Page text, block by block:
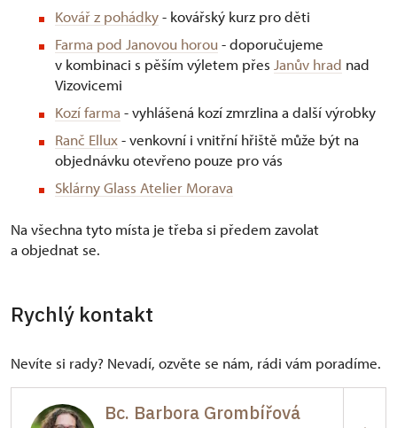
Kovář z pohádky- kovářský kurz pro děti
Farma pod Janovou horou - doporučujeme
v kombinaci s pěším výletem přes Janův hrad nad
Vizovicemi
Kozí farma - vyhlášená kozí zmrzlina a další výrobky
Ranč Ellux- venkovní i vnitřní hřiště může být na
objednávku otevřeno pouze pro vás
Sklárny Glass Atelier Morava
Na všechna tyto místa je třeba si předem zavolat
a objednat se.
Rychlý kontakt
Nevíte si rady? Nevadí, ozvěte se nám, rádi vám poradíme.
Bc. Barbora Grombířová